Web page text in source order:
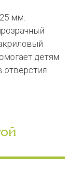
мм.
детям
отверстия